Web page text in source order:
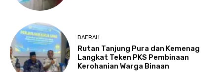
DAERAH
Rutan Tanjung Pura dan Kemenag
Langkat Teken PKS Pembinaan
Kerohanian Warga Binaan